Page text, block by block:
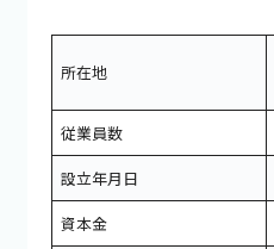
所在地
従業員数
設立年月日
資本金